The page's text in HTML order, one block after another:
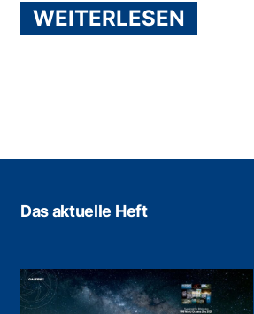
WEITERLESEN
Das aktuelle Heft